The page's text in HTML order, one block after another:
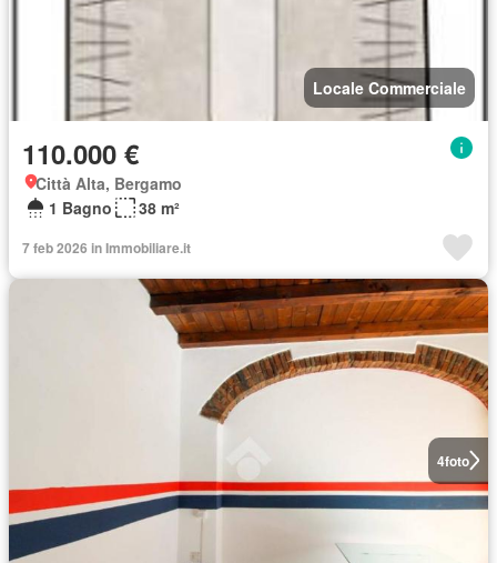
Locale Commerciale
110.000 €
Città Alta, Bergamo
1 Bagno
38 m²
7 feb 2026 in Immobiliare.it
4foto